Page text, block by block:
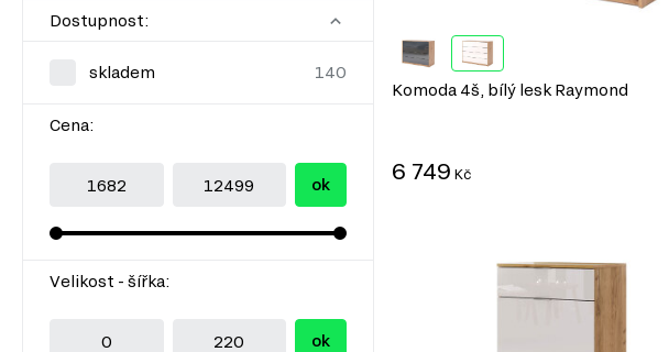
Dostupnost:
skladem
Cena:
ok
Velikost - šířka:
ok
Komoda 4š, bílý lesk Raymond
6 749 Kč